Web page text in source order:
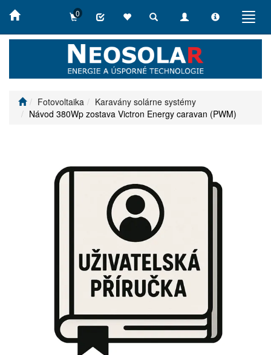
Toggle
Toggle
Toggle
0
Fotovoltaika
Karavány solárne systémy
Návod 380Wp zostava Victron Energy caravan (PWM)